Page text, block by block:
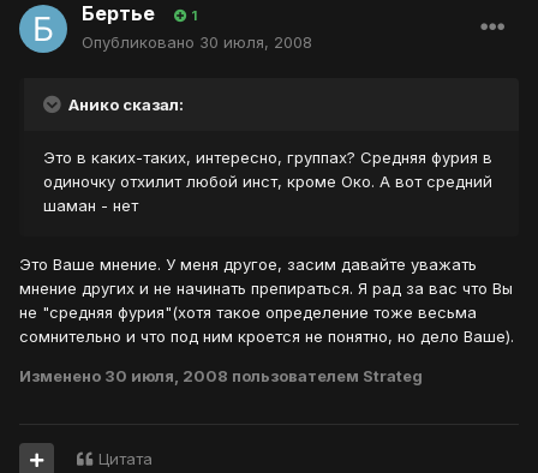
Бертье 1
Опубликовано 30 июля, 2008
Анико сказал:
Это в каких-таких, интересно, группах? Средняя фурия в
одиночку отхилит любой инст, кроме Око. А вот средний
шаман - нет
Это Ваше мнение. У меня другое, засим давайте уважать
мнение других и не начинать препираться. Я рад за вас что Вы
не "средняя фурия"(хотя такое определение тоже весьма
сомнительно и что под ним кроется не понятно, но дело Ваше).
Изменено 30 июля, 2008 пользователем Strateg
Цитата